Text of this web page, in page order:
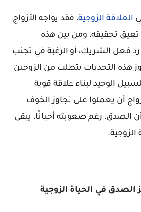
العلاقة الزوجية، فقد يواجه الأزواج
تحقيقه، ومن بين هذه
فعل الشريك، أو الرغبة في تجنب
هذه التحديات يتطلب من الزوجين
الوحيد لبناء علاقة قوية
أن يعملوا على تجاوز الخوف
أن الصدق، رغم صعوبته أحيانًا، يبقى
الصدق في الحياة الزوجية